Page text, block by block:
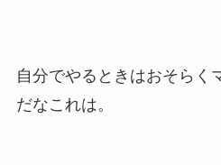
自分でやるときはおそらく
だなこれは。